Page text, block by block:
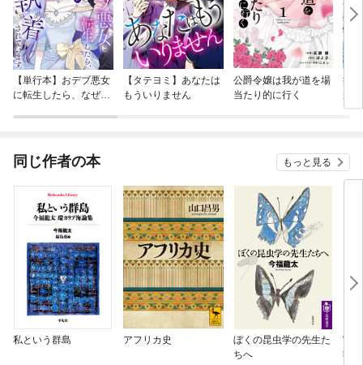
【単行本】おデブ悪女
に転生したら、なぜか
【タテヨミ】あなたは
もういりません
公爵令嬢は我が道を場
当たり的に行く
病
が
ぎ
同じ作者の本 もっと見る
私という群島 アフリカ史
ぼくの昆虫学の先生た
ちへ
宮
叡